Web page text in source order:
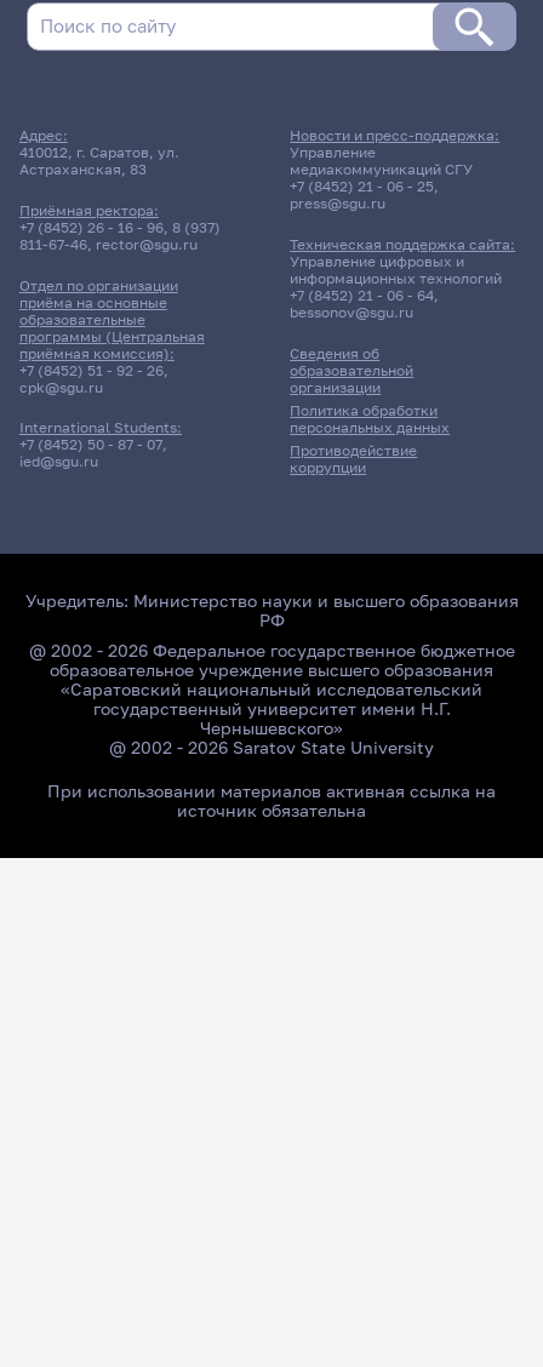
Адрес:
410012, г. Саратов, ул.
Астраханская, 83
Приёмная ректора:
+7 (8452) 26 - 16 - 96, 8 (937)
811-67-46, rector@sgu.ru
Отдел по организации
приёма на основные
образовательные
программы (Центральная
приёмная комиссия):
+7 (8452) 51 - 92 - 26,
cpk@sgu.ru
International Students:
+7 (8452) 50 - 87 - 07,
ied@sgu.ru
Сведения об
образовательной
организации
Политика обработки
персональных данных
Противодействие
коррупции
Новости и пресс-поддержка:
Управление
медиакоммуникаций СГУ
+7 (8452) 21 - 06 - 25,
press@sgu.ru
Техническая поддержка сайта:
Управление цифровых и
информационных технологий
+7 (8452) 21 - 06 - 64,
bessonov@sgu.ru
Учредитель: Министерство науки и высшего образования
РФ
@ 2002 - 2026 Федеральное государственное бюджетное
образовательное учреждение высшего образования
«Саратовский национальный исследовательский
государственный университет имени Н.Г.
Чернышевского»
@ 2002 - 2026 Saratov State University
При использовании материалов активная ссылка на
источник обязательна